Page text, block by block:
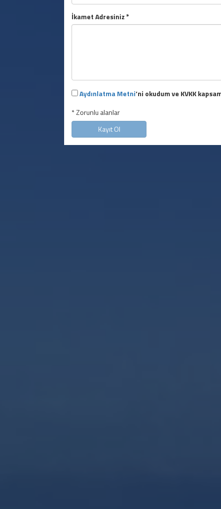
İkamet Adresiniz *
Aydınlatma Metni’ni okudum ve KVKK
* Zorunlu alanlar